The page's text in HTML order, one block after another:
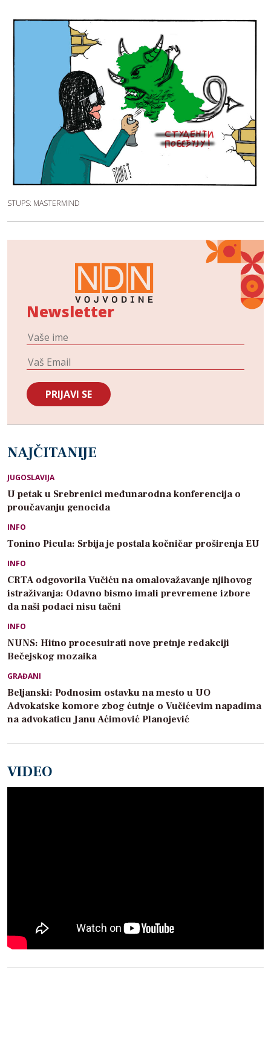
STUPS: MASTERMIND
Newsletter
NAJČITANIJE
JUGOSLAVIJA
U petak u Srebrenici međunarodna konferencija o
proučavanju genocida
INFO
Tonino Picula: Srbija je postala kočničar proširenja EU
INFO
CRTA odgovorila Vučiću na omalovažavanje njihovog
istraživanja: Odavno bismo imali prevremene izbore
da naši podaci nisu tačni
INFO
NUNS: Hitno procesuirati nove pretnje redakciji
Bečejskog mozaika
GRAĐANI
Beljanski: Podnosim ostavku na mesto u UO
Advokatske komore zbog ćutnje o Vučićevim napadima
na advokaticu Janu Aćimović Planojević
VIDEO